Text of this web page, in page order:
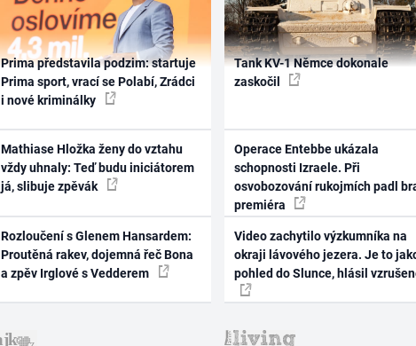
Prima představila podzim: startuje
Prima sport, vrací se Polabí, Zrádci
i nové kriminálky
Mathiase Hložka ženy do vztahu
vždy uhnaly: Teď budu iniciátorem
já, slibuje zpěvák
Rozloučení s Glenem Hansardem:
Proutěná rakev, dojemná řeč Bona
a zpěv Irglové s Vedderem
Tank KV-1 Němce dokonale
zaskočil
Operace Entebbe ukázala
schopnosti Izraele. Při
osvobozování rukojmích padl
premiéra
Video zachytilo výzkumníka na
okraji lávového jezera. Je to
pohled do Slunce, hlásil